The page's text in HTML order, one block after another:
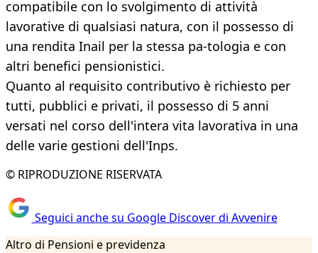
compatibile con lo svolgimento di attività
lavorative di qualsiasi natura, con il possesso di
una rendita Inail per la stessa pa-tologia e con
altri benefici pensionistici.
Quanto al requisito contributivo è richiesto per
tutti, pubblici e privati, il possesso di 5 anni
versati nel corso dell'intera vita lavorativa in una
delle varie gestioni dell'Inps.
© RIPRODUZIONE RISERVATA
Seguici anche su Google Discover di Avvenire
Altro di Pensioni e previdenza